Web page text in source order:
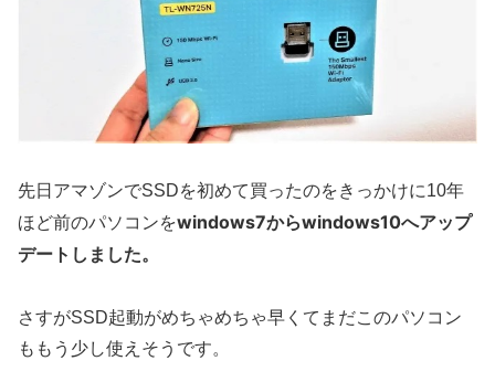
先日アマゾンでSSDを初めて買ったのをきっかけに10年
ほど前のパソコンをwindows7からwindows10へアップ
デートしました。
さすがSSD起動がめちゃめちゃ早くてまだこのパソコン
ももう少し使えそうです。